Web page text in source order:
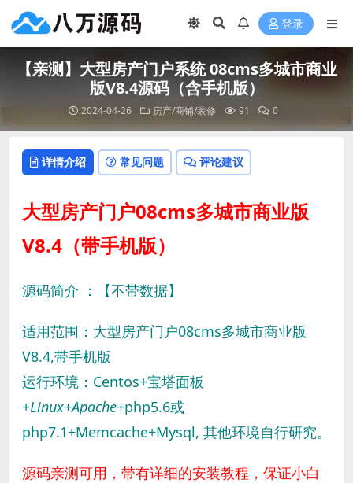
登录
【亲测】大型房产门户系统 08cms多城市商业
版V8.4源码（含手机版）
2024-04-26 房产/商铺/装修 91 0
详情介绍 常见问题 评论建议
大型房产门户08cms多城市商业版
V8.4（带手机版）
源码简介 ：【不带数据】
适用范围：大型房产门户08cms多城市商业版
V8.4,带手机版
运行环境：Centos+宝塔面板
+Linux+Apache+php5.6或
php7.1+Memcache+Mysql, 其他环境自行研究。
源码亲测可用，带有详细的安装教程，保证小白